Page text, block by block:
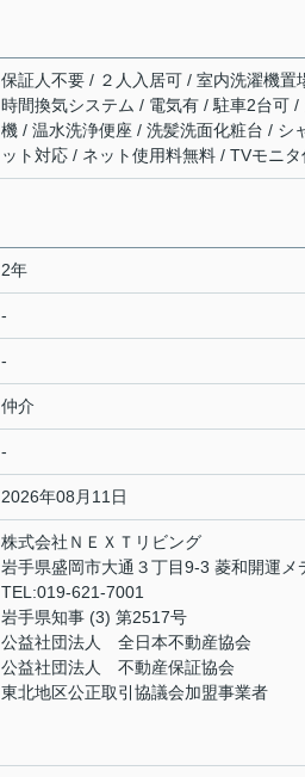
保証人不要 / ２人入居可 / 室内洗濯機
時間換気システム / 電気有 / 駐車2台可
機 / 温水洗浄便座 / 洗髪洗面化粧台 / シ
ット対応 / ネット使用料無料 / TVモニ
2年
-
-
仲介
-
2026年08月11日
株式会社ＮＥＸＴリビング
岩手県盛岡市大通３丁目9-3 菱和開運メ
TEL:019-621-7001
岩手県知事 (3) 第2517号
公益社団法人 全日本不動産協会
公益社団法人 不動産保証協会
東北地区公正取引協議会加盟事業者